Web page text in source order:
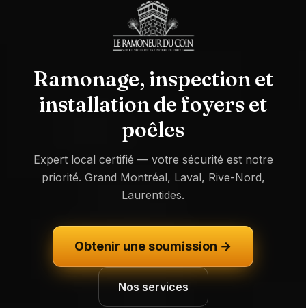
Ramonage, inspection et
installation de foyers et
poêles
Expert local certifié — votre sécurité est notre
priorité. Grand Montréal, Laval, Rive-Nord,
Laurentides.
Obtenir une soumission →
Nos services